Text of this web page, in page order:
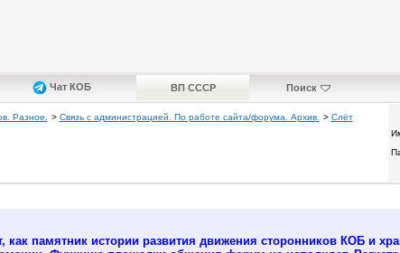
Чат КОБ ВП СССР Поиск
Разное. > Связь с администрацией. По работе сайта/форума. Архив. > Слёт
памятник истории развития движения сторонников КОБ и